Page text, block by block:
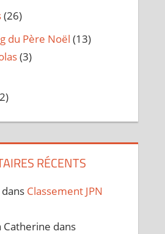
(26)
du Père Noël (13)
(3)
RÉCENTS
dans Classement JPN
Catherine dans